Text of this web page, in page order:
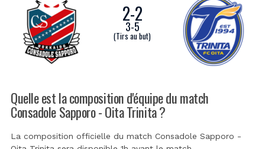
2-2
3-5
(Tirs au but)
Quelle est la composition d'équipe du match
Consadole Sapporo - Oita Trinita ?
La composition officielle du match Consadole Sapporo -